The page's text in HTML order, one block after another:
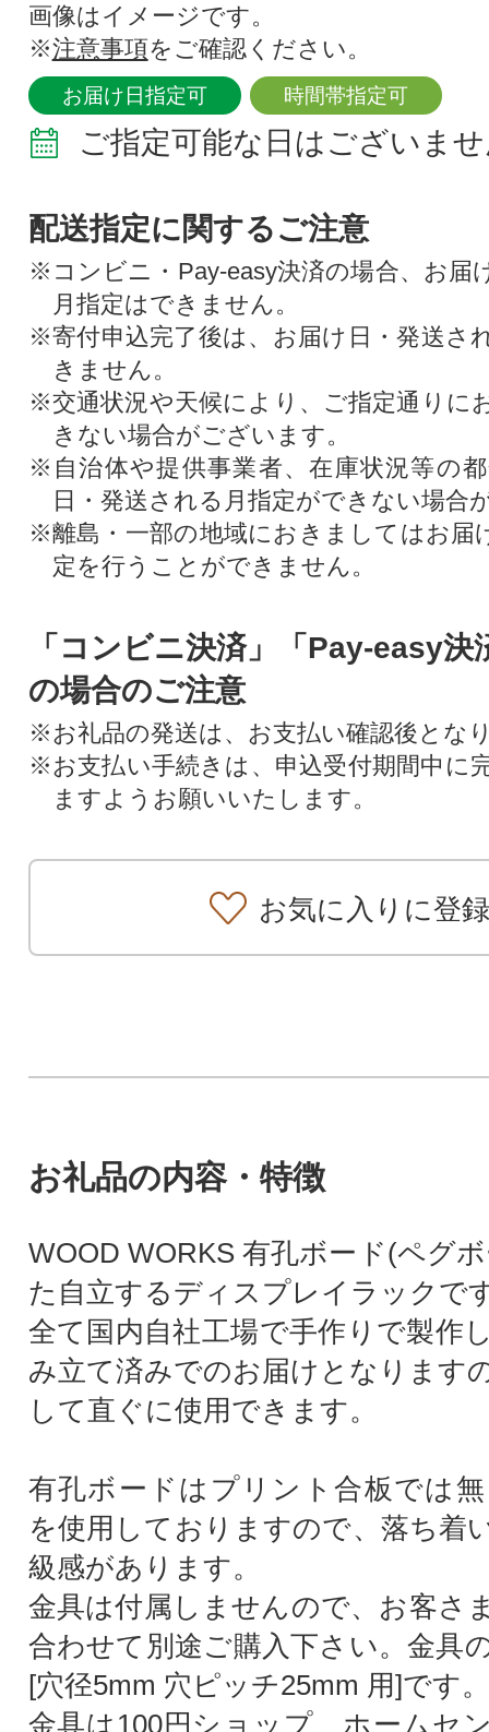
画像はイメージです。
※注意事項をご確認ください。
お届け日指定可 時間帯指定可
ご指定可能な日はございま
配送指定に関するご注意
※コンビニ・Pay-easy決済の場合、お届
月指定はできません。
※寄付申込完了後は、お届け日・発送さ
きません。
※交通状況や天候により、ご指定通りに
きない場合がございます。
※自治体や提供事業者、在庫状況等の
日・発送される月指定ができない場合
※離島・一部の地域におきましてはお届
定を行うことができません。
「コンビニ決済」「Pay-easy決
の場合のご注意
※お礼品の発送は、お支払い確認後とな
※お支払い手続きは、申込受付期間中に
ますようお願いいたします。
お気に入りに登録
お礼品の内容・特徴
WOOD WORKS 有孔ボード(ペグ
た自立するディスプレイラックで
全て国内自社工場で手作りで製作
み立て済みでのお届けとなります
して直ぐに使用できます。
有孔ボードはプリント合板では
を使用しておりますので、落ち着
級感があります。
金具は付属しませんので、お客さ
合わせて別途ご購入下さい。金具
[穴径5mm 穴ピッチ25mm 用]です。
金具は100円ショップ、ホームセ